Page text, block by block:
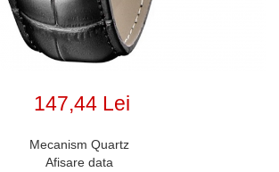
147,44 Lei
Mecanism Quartz
Afisare data